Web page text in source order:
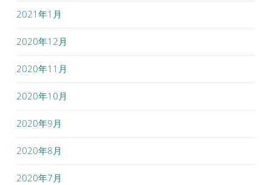
2021年1月
2020年12月
2020年11月
2020年10月
2020年9月
2020年8月
2020年7月